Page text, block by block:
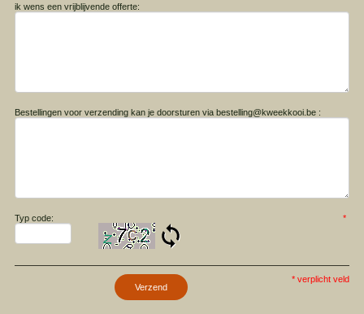
ik wens een vrijblijvende offerte:
Bestellingen voor verzending kan je doorsturen via bestelling@kweekkooi.be :
Typ code: *
* verplicht veld